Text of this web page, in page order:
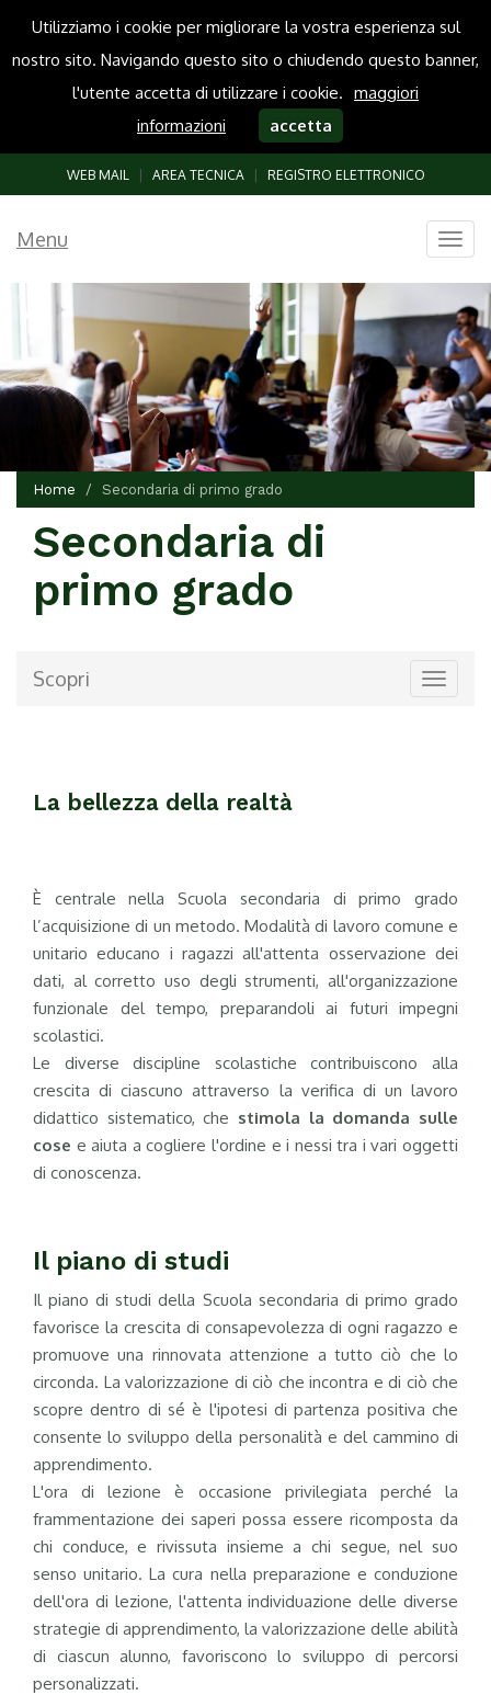
Utilizziamo i cookie per migliorare la vostra esperienza sul
nostro sito. Navigando questo sito o chiudendo questo banner,
l'utente accetta di utilizzare i cookie. maggiori
informazioni
accetta
WEB MAIL AREA TECNICA REGISTRO ELETTRONICO
Menu
Home Secondaria di primo grado
Secondaria di
primo grado
Toggle
Scopri
La bellezza della realtà
È centrale nella Scuola secondaria di primo grado
l’acquisizione di un metodo. Modalità di lavoro comune e
unitario educano i ragazzi all'attenta osservazione dei
dati, al corretto uso degli strumenti, all'organizzazione
funzionale del tempo, preparandoli ai futuri impegni
scolastici.
Le diverse discipline scolastiche contribuiscono alla
crescita di ciascuno attraverso la verifica di un lavoro
didattico sistematico, che stimola la domanda sulle
cose e aiuta a cogliere l'ordine e i nessi tra i vari oggetti
di conoscenza.
Il piano di studi
Il piano di studi della Scuola secondaria di primo grado
favorisce la crescita di consapevolezza di ogni ragazzo e
promuove una rinnovata attenzione a tutto ciò che lo
circonda. La valorizzazione di ciò che incontra e di ciò che
scopre dentro di sé è l'ipotesi di partenza positiva che
consente lo sviluppo della personalità e del cammino di
apprendimento.
L'ora di lezione è occasione privilegiata perché la
frammentazione dei saperi possa essere ricomposta da
chi conduce, e rivissuta insieme a chi segue, nel suo
senso unitario. La cura nella preparazione e conduzione
dell'ora di lezione, l'attenta individuazione delle diverse
strategie di apprendimento, la valorizzazione delle abilità
di ciascun alunno, favoriscono lo sviluppo di percorsi
personalizzati.